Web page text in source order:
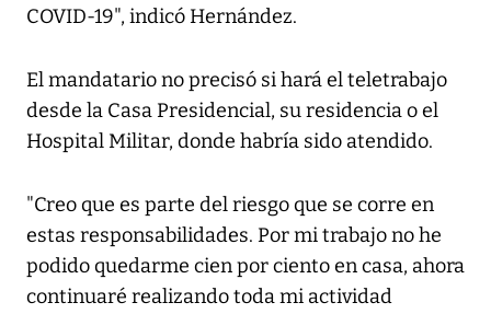
COVID-19", indicó Hernández.
El mandatario no precisó si hará el teletrabajo
desde la Casa Presidencial, su residencia o el
Hospital Militar, donde habría sido atendido.
"Creo que es parte del riesgo que se corre en
estas responsabilidades. Por mi trabajo no he
podido quedarme cien por ciento en casa, ahora
continuaré realizando toda mi actividad